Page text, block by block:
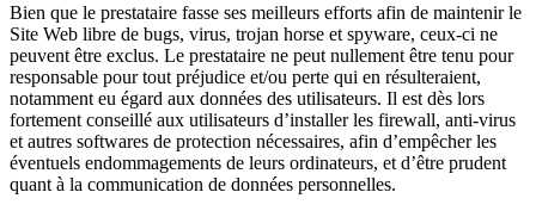
Bien que le prestataire fasse ses meilleurs efforts afin de maintenir le
Site Web libre de bugs, virus, trojan horse et spyware, ceux-ci ne
peuvent être exclus. Le prestataire ne peut nullement être tenu pour
responsable pour tout préjudice et/ou perte qui en résulteraient,
notamment eu égard aux données des utilisateurs. Il est dès lors
fortement conseillé aux utilisateurs d’installer les firewall, anti-virus
et autres softwares de protection nécessaires, afin d’empêcher les
éventuels endommagements de leurs ordinateurs, et d’être prudent
quant à la communication de données personnelles.